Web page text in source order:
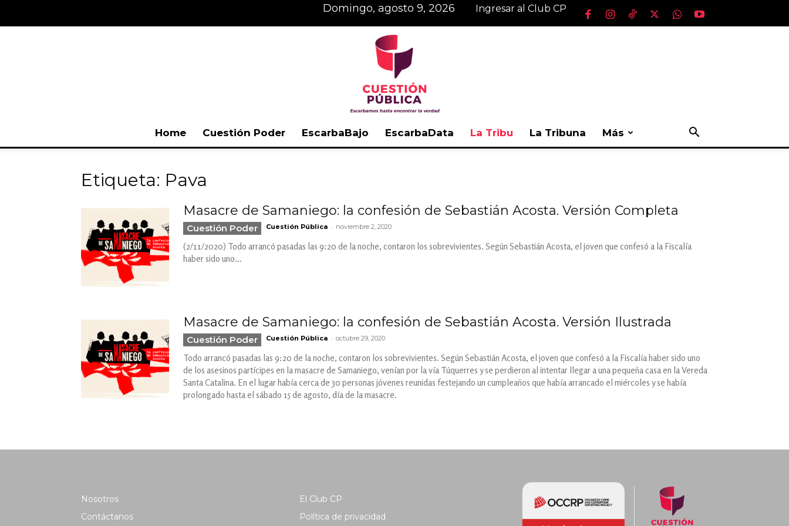
domingo, agosto 9, 2026 Ingresar al Club CP
Home Cuestión Poder EscarbaBajo EscarbaData La Tribu La Tribuna Más
Etiqueta: Pava
Masacre de Samaniego: la confesión de Sebastián Acosta. Versión Completa
Cuestión Poder Cuestión Pública - noviembre 2, 2020
(2/11/2020) Todo arrancó pasadas las 9:20 de la noche, contaron los sobrevivientes. Según Sebastián Acosta, el joven que confesó a la Fiscalía
haber sido uno...
Masacre de Samaniego: la confesión de Sebastián Acosta. Versión Ilustrada
Cuestión Poder Cuestión Pública - octubre 29, 2020
Todo arrancó pasadas las 9:20 de la noche, contaron los sobrevivientes. Según Sebastián Acosta, el joven que confesó a la Fiscalía haber sido uno
de los asesinos partícipes en la masacre de Samaniego, venían por la vía Túquerres y se perdieron al intentar llegar a una pequeña casa en la Vereda
Santa Catalina. En el lugar había cerca de 30 personas jóvenes reunidas festejando un cumpleaños que había arrancado el miércoles y se había
prolongado hasta el sábado 15 de agosto, día de la masacre.
Nosotros
Contáctanos
El Club CP
Política de privacidad